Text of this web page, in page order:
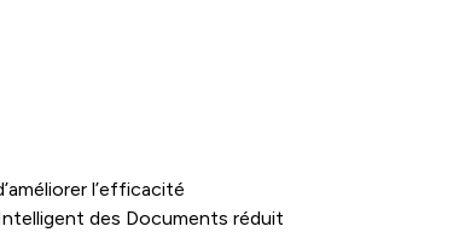
l’efficacité
des Documents réduit